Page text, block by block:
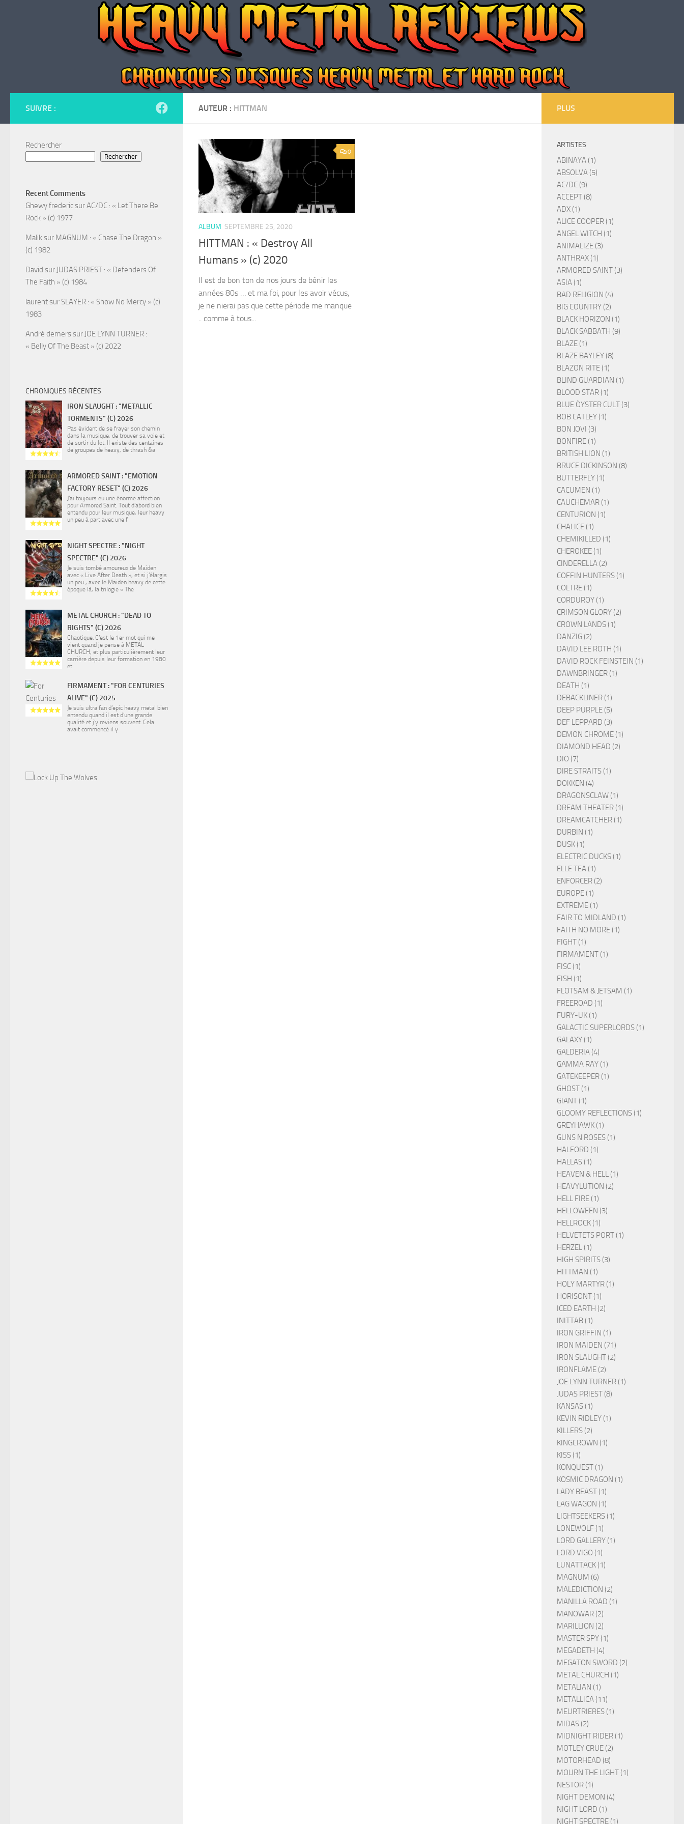
AUTEUR : HITTMAN
0
ALBUM SEPTEMBRE 25, 2020
HITTMAN : « Destroy All
Humans » (c) 2020
Il est de bon ton de nos jours de bénir les
années 80s … et ma foi, pour les avoir vécus,
je ne nierai pas que cette période me manque
.. comme à tous...
SUIVRE :
Rechercher
Rechercher
Recent Comments
Ghewy fredericsurAC/DC : « Let There Be
Rock » (c) 1977
Maliksur MAGNUM : « Chase The Dragon »
(c) 1982
David sur JUDAS PRIEST : « Defenders Of
The Faith » (c) 1984
laurentsur SLAYER : « Show No Mercy » (c)
1983
André demerssur JOE LYNN TURNER :
« Belly Of The Beast » (c) 2022
CHRONIQUES RÉCENTES
IRON SLAUGHT : "METALLIC
TORMENTS" (C) 2026
Pas évident de se frayer son chemin
dans la musique, de trouver sa voie et
de sortir du lot. Il existe des centaines
de groupes de heavy, de thrash &a
ARMORED SAINT : "EMOTION
FACTORY RESET" (C) 2026
J’ai toujours eu une énorme affection
pour Armored Saint. Tout d’abord bien
entendu pour leur musique, leur heavy
un peu à part avec une f
NIGHT SPECTRE : "NIGHT
SPECTRE" (C) 2026
Je suis tombé amoureux de Maiden
avec « Live After Death », et si j’élargis
un peu , avec le Maiden heavy de cette
époque là, la trilogie « The
METAL CHURCH : "DEAD TO
RIGHTS" (C) 2026
Chaotique. C’est le 1er mot qui me
vient quand je pense à METAL
CHURCH, et plus particulièrement leur
carrière depuis leur formation en 1980
et
FIRMAMENT : "FOR CENTURIES
ALIVE" (C) 2025
Je suis ultra fan d’epic heavy metal bien
entendu quand il est d’une grande
qualité et j’y reviens souvent. Cela
avait commencé il y
PLUS
ARTISTES
ABINAYA (1)
ABSOLVA (5)
AC/DC (9)
ACCEPT (8)
ADX (1)
ALICE COOPER (1)
ANGEL WITCH (1)
ANIMALIZE (3)
ANTHRAX (1)
ARMORED SAINT (3)
ASIA (1)
BAD RELIGION (4)
BIG COUNTRY (2)
BLACK HORIZON (1)
BLACK SABBATH (9)
BLAZE (1)
BLAZE BAYLEY (8)
BLAZON RITE (1)
BLIND GUARDIAN (1)
BLOOD STAR (1)
BLUE ÖYSTER CULT (3)
BOB CATLEY (1)
BON JOVI (3)
BONFIRE (1)
BRITISH LION (1)
BRUCE DICKINSON (8)
BUTTERFLY (1)
CACUMEN (1)
CAUCHEMAR (1)
CENTURION (1)
CHALICE (1)
CHEMIKILLED (1)
CHEROKEE (1)
CINDERELLA (2)
COFFIN HUNTERS (1)
COLTRE (1)
CORDUROY (1)
CRIMSON GLORY (2)
CROWN LANDS (1)
DANZIG (2)
DAVID LEE ROTH (1)
DAVID ROCK FEINSTEIN (1)
DAWNBRINGER (1)
DEATH (1)
DEBACKLINER (1)
DEEP PURPLE (5)
DEF LEPPARD (3)
DEMON CHROME (1)
DIAMOND HEAD (2)
DIO (7)
DIRE STRAITS (1)
DOKKEN (4)
DRAGONSCLAW (1)
DREAM THEATER (1)
DREAMCATCHER (1)
DURBIN (1)
DUSK (1)
ELECTRIC DUCKS (1)
ELLE TEA (1)
ENFORCER (2)
EUROPE (1)
EXTREME (1)
FAIR TO MIDLAND (1)
FAITH NO MORE (1)
FIGHT (1)
FIRMAMENT (1)
FISC (1)
FISH (1)
FLOTSAM & JETSAM (1)
FREEROAD (1)
FURY-UK (1)
GALACTIC SUPERLORDS (1)
GALAXY (1)
GALDERIA (4)
GAMMA RAY (1)
GATEKEEPER (1)
GHOST (1)
GIANT (1)
GLOOMY REFLECTIONS (1)
GREYHAWK (1)
GUNS N'ROSES (1)
HALFORD (1)
HALLAS (1)
HEAVEN & HELL (1)
HEAVYLUTION (2)
HELL FIRE (1)
HELLOWEEN (3)
HELLROCK (1)
HELVETETS PORT (1)
HERZEL (1)
HIGH SPIRITS (3)
HITTMAN (1)
HOLY MARTYR (1)
HORISONT (1)
ICED EARTH (2)
INITTAB (1)
IRON GRIFFIN (1)
IRON MAIDEN (71)
IRON SLAUGHT (2)
IRONFLAME (2)
JOE LYNN TURNER (1)
JUDAS PRIEST (8)
KANSAS (1)
KEVIN RIDLEY (1)
KILLERS (2)
KINGCROWN (1)
KISS (1)
KONQUEST (1)
KOSMIC DRAGON (1)
LADY BEAST (1)
LAG WAGON (1)
LIGHTSEEKERS (1)
LONEWOLF (1)
LORD GALLERY (1)
LORD VIGO (1)
LUNATTACK (1)
MAGNUM (6)
MALEDICTION (2)
MANILLA ROAD (1)
MANOWAR (2)
MARILLION (2)
MASTER SPY (1)
MEGADETH (4)
MEGATON SWORD (2)
METAL CHURCH (1)
METALIAN (1)
METALLICA (11)
MEURTRIERES (1)
MIDAS (2)
MIDNIGHT RIDER (1)
MOTLEY CRUE (2)
MOTORHEAD (8)
MOURN THE LIGHT (1)
NESTOR (1)
NIGHT DEMON (4)
NIGHT LORD (1)
NIGHT SPECTRE (1)